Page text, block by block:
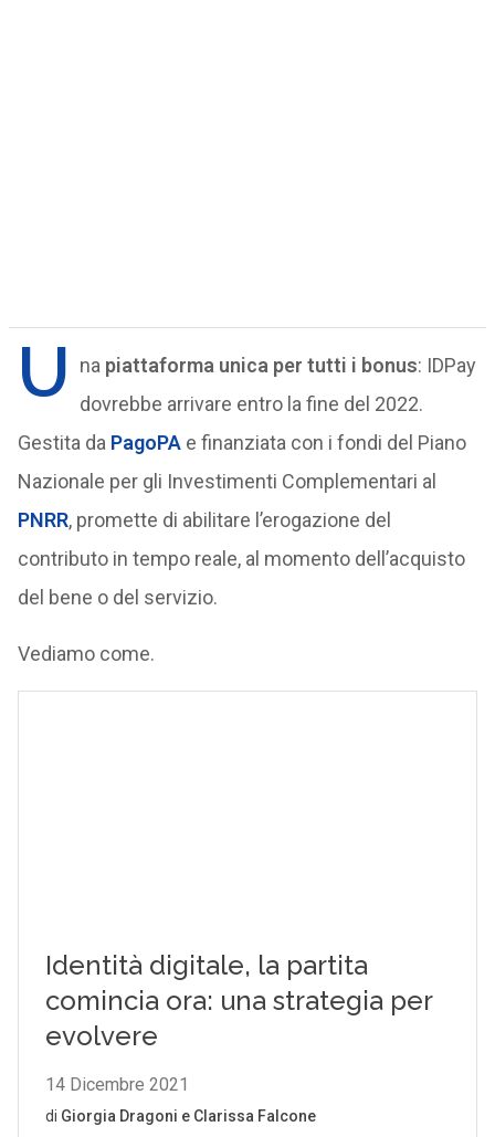
U na piattaforma unica per tutti i bonus: IDPay
dovrebbe arrivare entro la fine del 2022.
Gestita da PagoPAe finanziata con i fondi del Piano
Nazionale per gli Investimenti Complementari al
PNRR, promette di abilitare l’erogazione del
contributo in tempo reale, al momento dell’acquisto
del bene o del servizio.
Vediamo come.